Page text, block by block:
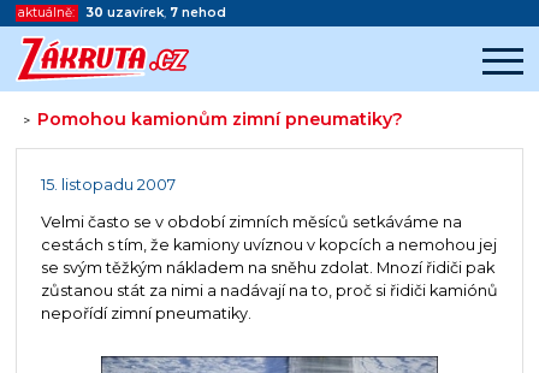
aktuálně: 30 uzavírek, 7 nehod
> Pomohou kamionům zimní pneumatiky?
Začátek reklamy
15. listopadu 2007
Velmi často se v období zimních měsíců setkáváme na
cestách s tím, že kamiony uvíznou v kopcích a nemohou jej
se svým těžkým nákladem na sněhu zdolat. Mnozí řidiči pak
zůstanou stát za nimi a nadávají na to, proč si řidiči kamiónů
nepořídí zimní pneumatiky.